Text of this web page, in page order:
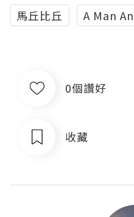
馬丘比丘
A Man
0個讚好
收藏